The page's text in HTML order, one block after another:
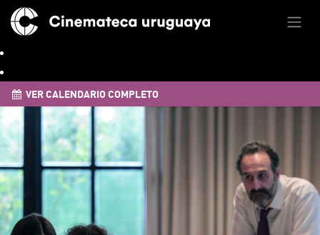
VER CALENDARIO COMPLETO